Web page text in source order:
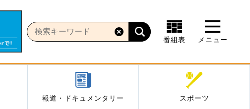
番組表 メニュー
報道・ドキュメンタリー スポーツ